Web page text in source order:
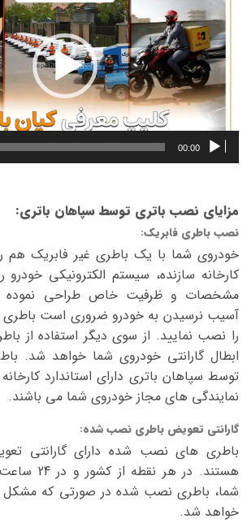
00:00
مزایای نصب باتری توسط سپاهان باتری:
نصب باطری فابریک:
خودروی شما با یک باطری غیر فابریک هم
کارخانه سازنده، سیستم الکترونیکی
مشخصات و ظرفیت خاص طراحی نموده
آسیب نرسیدن به خودرو ضروری است باطری
را نصب نمایید. از سوی دیگر استفاده از
ابطال گارانتی خودروی شما خواهد شد.
توسط سپاهان باتری دارای استاندارد
نمایندگی های مجاز خودروی شما می باشند.
گارانتی تعویض باطری نصب شده:
باطری های نصب شده دارای گارانتی
هستند. در
شما، باطری نصب شده در صورتی که مشکل
خواهد شد.